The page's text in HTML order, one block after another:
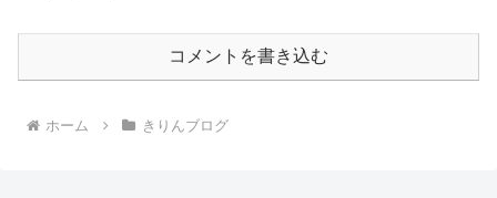
コメントを書き込む
ホーム きりんブログ